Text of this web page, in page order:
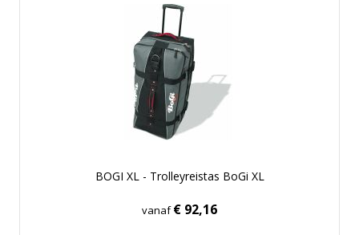
BOGI XL - Trolleyreistas BoGi XL
vanaf€ 92,16